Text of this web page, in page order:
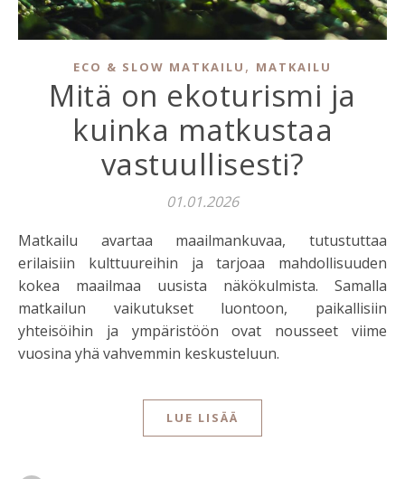
ECO & SLOW MATKAILU , MATKAILU
Mitä on ekoturismi ja
kuinka matkustaa
vastuullisesti?
01.01.2026
Matkailu avartaa maailmankuvaa, tutustuttaa
erilaisiin kulttuureihin ja tarjoaa mahdollisuuden
kokea maailmaa uusista näkökulmista. Samalla
matkailun vaikutukset luontoon, paikallisiin
yhteisöihin ja ympäristöön ovat nousseet viime
vuosina yhä vahvemmin keskusteluun.
LUE LISÄÄ